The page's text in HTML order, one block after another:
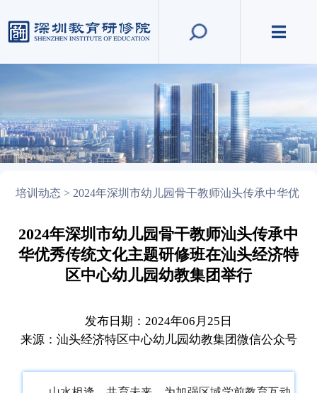
培训动态 > 2024年深圳市幼儿园骨干教师汕头传承中华优
2024年深圳市幼儿园骨干教师汕头传承中
华优秀传统文化主题研修班在汕头经济特
区中心幼儿园幼教集团举行
发布日期：2024年06月25日
来源：汕头经济特区中心幼儿园幼教集团微信公众号